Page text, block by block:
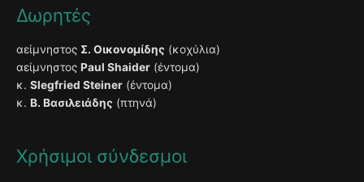
Δωρητές
αείμνηστος Σ. Οικονομίδης (κοχύλια)
αείμνηστος Paul Shaider (έντομα)
κ. Slegfried Steiner (έντομα)
κ. Β. Βασιλειάδης (πτηνά)
Χρήσιμοι σύνδεσμοι